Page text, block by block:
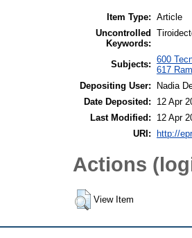
Item Type: Article
Uncontrolled
Keywords:
Subjects: 600
617
Depositing User:
Nadia
Date Deposited:
12 Apr
Last Modified:
12 Apr
URI:
http://
Actions
View Item